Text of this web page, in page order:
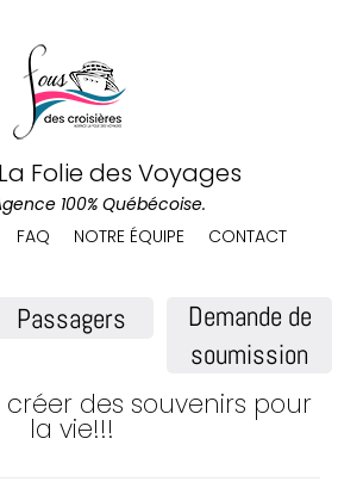
Folie des Voyages
100% Québécoise.
FAQ NOTRE ÉQUIPE CONTACT
Passagers
Demande de
soumission
créer des souvenirs pour
la vie!!!